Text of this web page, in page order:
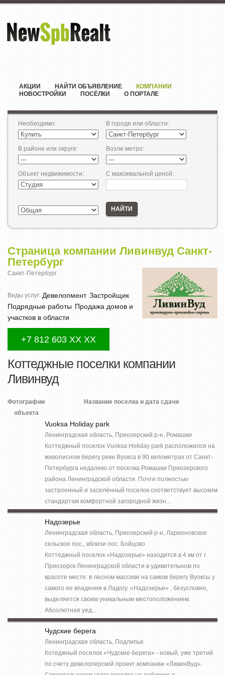
АКЦИИ НАЙТИ ОБЪЯВЛЕНИЕ
КОМПАНИИ
НОВОСТРОЙКИ
ПОСЁЛКИ О ПОРТАЛЕ
Необходимо: В городе или области:
В районе или округе: Возле метро:
Объект недвижимости: С максимальной ценой:
НАЙТИ
Страница компании Ливинвуд Санкт-
Петербург
Санкт-Петербург
Виды услуг: Девелопмент Застройщик
Подрядные работы Продажа домов и
участков в области
+7 812 603 XX XX
Коттеджные поселки компании
Ливинвуд
Фотографии
объекта
Название поселка и дата сдачи
Vuoksa Holiday park
Ленинградская область, Приозерский р-н, Ромашки
Коттеджный поселок Vuoksa Holiday park расположился на
живописном берегу реки Вуокса в 90 километрах от Санкт-
Петербурга недалеко от поселка Ромашки Приозерского
района Ленинградской области. Почти полностью
застроенный и заселённый поселок соответствует высоким
стандартам комфортной загородной жизн...
Надозерье
Ленинградская область, Приозерский р-н, Ларионовское
сельское пос., вблизи пос. Бойцово
Коттеджный поселок «Надозерье» находится в 4 км от г.
Приозерск Ленинградской области в удивительном по
красоте месте: в лесном массиве на самом берегу Вуоксы у
самого ее впадения в Ладогу. «Надозерье» , безусловно,
выделяется своим уникальным местоположением.
Абсолютная уед...
Чудские берега
Ленинградская область, Подлипье
Котеджный поселок «Чудские берега» - новый, уже третий
по счету девелоперский проект компании «ЛивинВуд».